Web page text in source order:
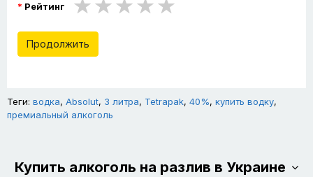
Рейтинг
Продолжить
Теги: водка, Absolut, 3 литра, Tetrapak, 40%, купить водку,
премиальный алкоголь
Купить алкоголь на разлив в Украине